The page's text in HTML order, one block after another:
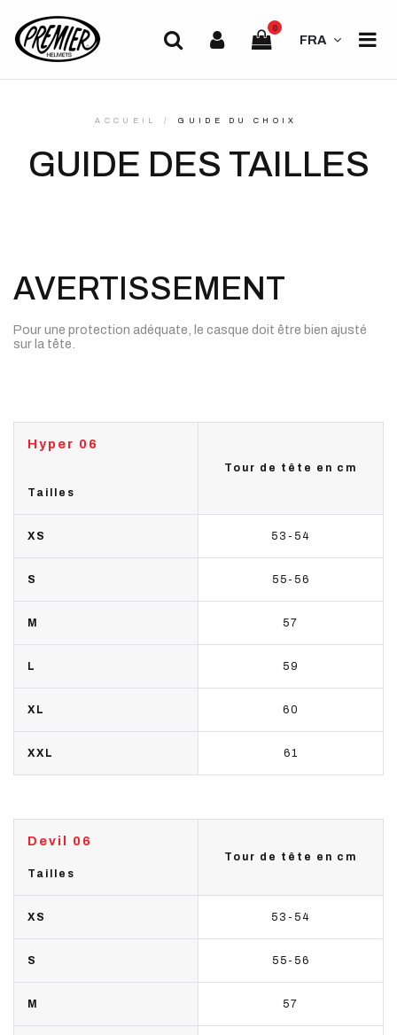
0
FRA
ACCUEIL GUIDE DU CHOIX
GUIDE DES TAILLES
AVERTISSEMENT
Pour une protection adéquate, le casque doit être bien ajusté
sur la tête.
Hyper 06
Tailles
Tour de tête en cm
XS 53-54
S 55-56
M 57
L 59
XL 60
XXL 61
Devil 06
Tailles
Tour de tête en cm
XS 53-54
S 55-56
M 57